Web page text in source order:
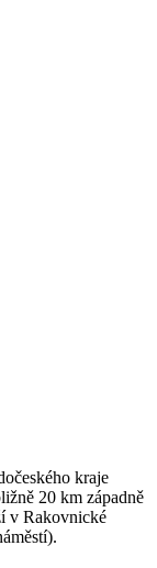
kraje
20 km západně
v Rakovnické